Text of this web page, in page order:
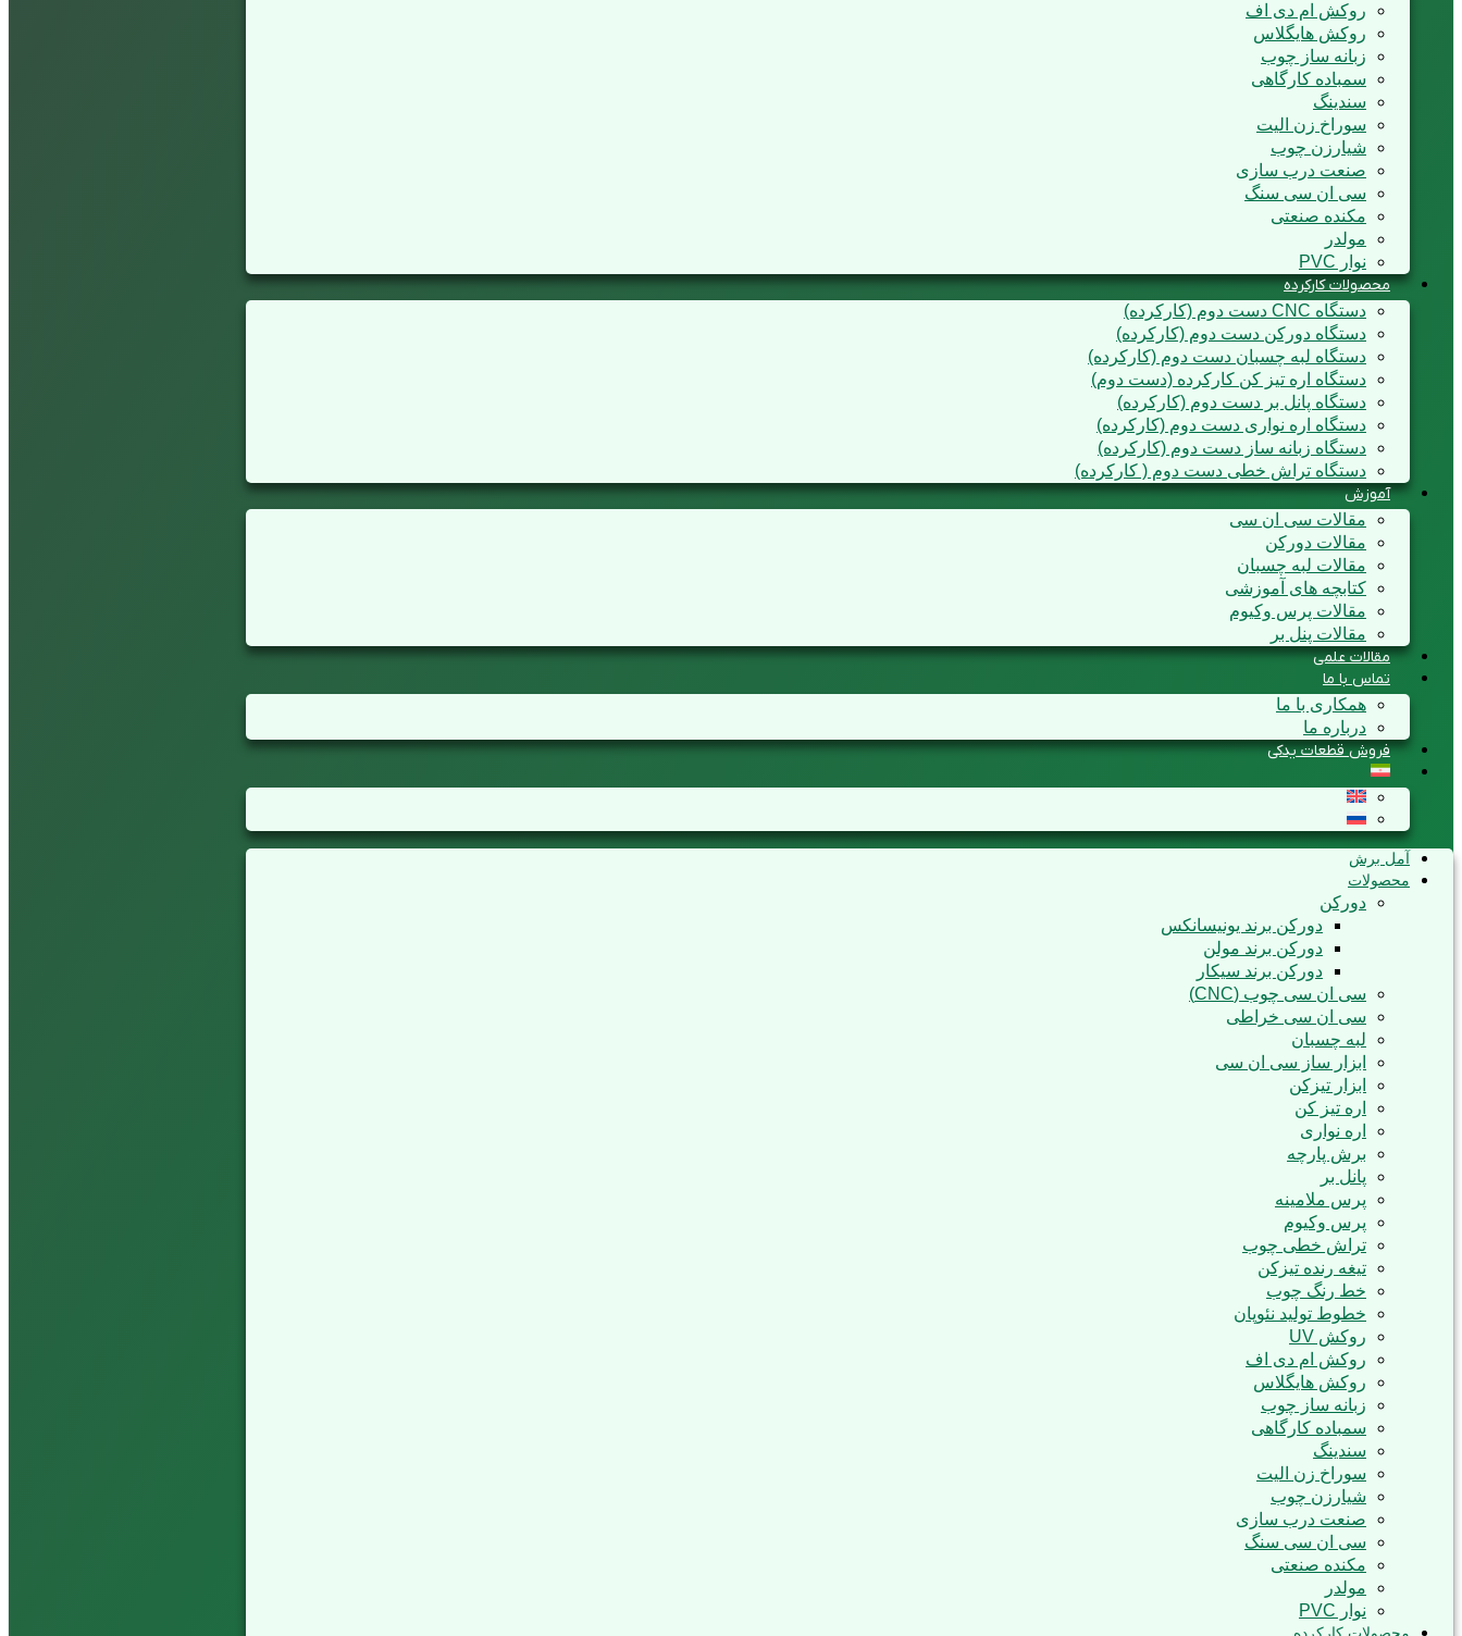
روکش ام دی اف
روکش هایگلاس
زبانه ساز چوب
سمباده کارگاهی
سندینگ
سوراخ زن الیت
شیارزن چوب
صنعت درب سازی
سی ان سی سنگ
مکنده صنعتی
مولدر
نوار PVC
محصولات کارکرده
دستگاه CNC دست دوم (کارکرده)
دستگاه دورکن دست دوم (کارکرده)
دستگاه لبه چسبان دست دوم (کارکرده)
دستگاه اره تیز کن کارکرده (دست دوم)
دستگاه پانل بر دست دوم (کارکرده)
دستگاه اره نواری دست دوم (کارکرده)
دستگاه زبانه ساز دست دوم (کارکرده)
دستگاه تراش خطی دست دوم ( کارکرده)
آموزش
مقالات سی ان سی
مقالات دورکن
مقالات لبه چسبان
کتابچه های آموزشی
مقالات پرس وکیوم
مقالات پنل بر
مقالات علمی
تماس با ما
همکاری با ما
درباره ما
فروش قطعات یدکی
آمل برش
محصولات
دورکن
دورکن برند یونیسانکس
دورکن برند مولن
دورکن برند سیکار
سی ان سی چوب (CNC)
سی ان سی خراطی
لبه چسبان
ابزار ساز سی ان سی
ابزار تیزکن
اره تیز کن
اره نواری
برش پارچه
پانل بر
پرس ملامینه
پرس وکیوم
تراش خطی چوب
تیغه رنده تیزکن
خط رنگ چوب
خطوط تولید نئوپان
روکش UV
روکش ام دی اف
روکش هایگلاس
زبانه ساز چوب
سمباده کارگاهی
سندینگ
سوراخ زن الیت
شیارزن چوب
صنعت درب سازی
سی ان سی سنگ
مکنده صنعتی
مولدر
نوار PVC